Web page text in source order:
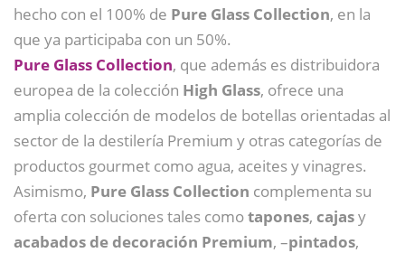
hecho con el 100% de Pure Glass Collection, en la
que ya participaba con un 50%.
Pure Glass Collection, que además es distribuidora
europea de la colección High Glass, ofrece una
amplia colección de modelos de botellas orientadas al
sector de la destilería Premium y otras categorías de
productos gourmet como agua, aceites y vinagres.
Asimismo, Pure Glass Collection complementa su
oferta con soluciones tales comotapones, cajasy
acabados de decoración Premium, –pintados,